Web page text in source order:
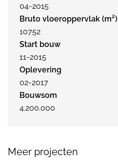
04-2015
Bruto vloeroppervlak (m²)
10752
Start bouw
11-2015
Oplevering
02-2017
Bouwsom
4.200.000
Meer projecten